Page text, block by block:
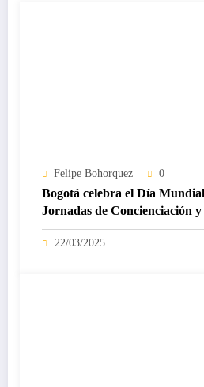
Felipe Bohorquez 0
Bogotá celebra el Día
Jornadas de Concienciación
Ambiental
22/03/2025